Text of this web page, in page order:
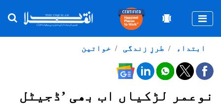
خواتین طرزِ زندگی ابتداء
نوعمر لڑکیاں اب بھی ’ڈجیٹل